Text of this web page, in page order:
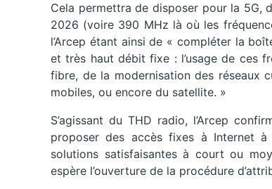
Cela permettra de disposer pour la 5G,
2026 (voire 390 MHz là où les
l’Arcep étant ainsi de « compléter la
et très haut débit fixe : l’usage de ces
fibre, de la modernisation des réseaux
mobiles, ou encore du satellite. »
S’agissant du THD radio, l’Arcep
proposer des accès fixes à Internet
solutions satisfaisantes à court ou
espère l’ouverture de la procédure